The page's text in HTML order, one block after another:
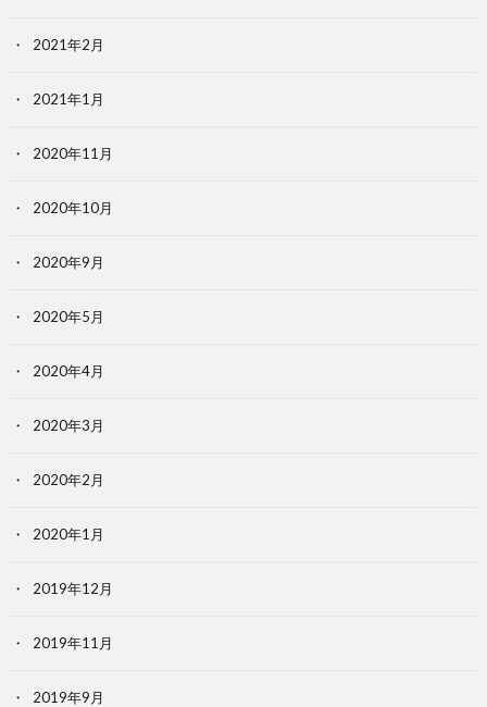
2021年2月
2021年1月
2020年11月
2020年10月
2020年9月
2020年5月
2020年4月
2020年3月
2020年2月
2020年1月
2019年12月
2019年11月
2019年9月